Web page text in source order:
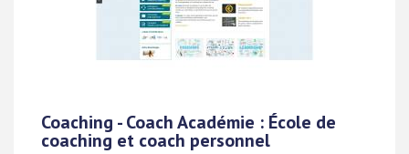
Coaching - Coach Académie : École de
coaching et coach personnel